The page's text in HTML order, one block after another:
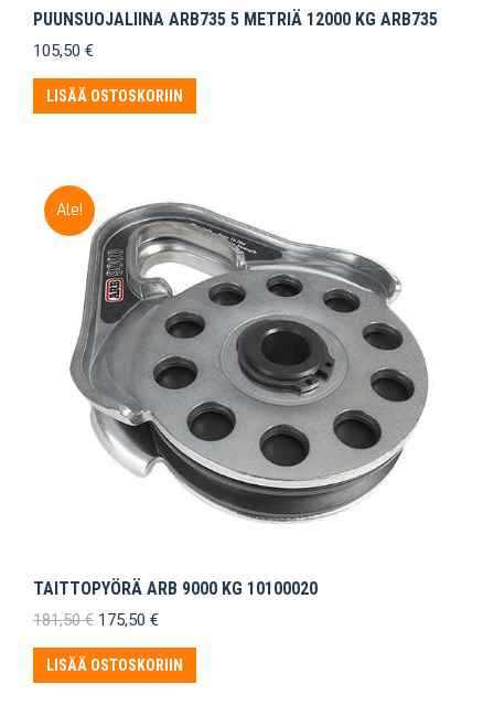
PUUNSUOJALIINA ARB735 5 METRIÄ 12000 KG ARB735
105,50 €
LISÄÄ OSTOSKORIIN
Ale!
TAITTOPYÖRÄ ARB 9000 KG 10100020
181,50€ Alkuperäinen
oli:
181,50 €.
175,50 €Nykyinen
on:
175,50 €.
LISÄÄ OSTOSKORIIN